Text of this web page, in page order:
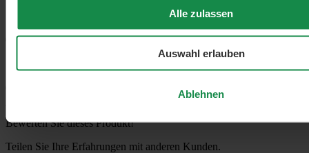
Alle zulassen
Auswahl erlauben
Ablehnen
0%
Bewerten Sie dieses Produkt!
Teilen Sie Ihre Erfahrungen mit anderen Kunden.